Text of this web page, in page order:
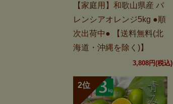
【家庭用】和歌山県産 バ
レンシアオレンジ5kg ●順
次出荷中● 【送料無料(北
海道・沖縄を除く)】
3,808円(税込)